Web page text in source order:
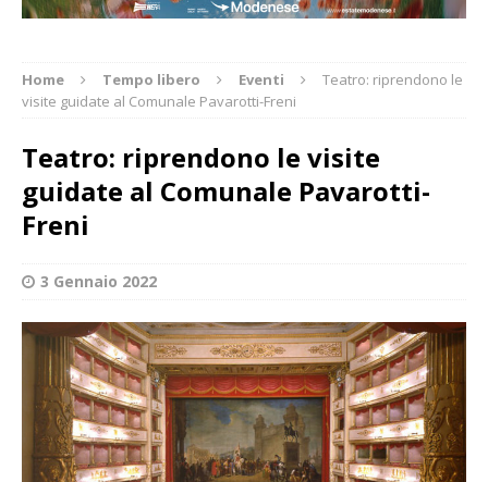
Home Tempo libero Eventi
Teatro: riprendono le
visite guidate al Comunale Pavarotti-Freni
Teatro: riprendono le visite
guidate al Comunale Pavarotti-
Freni
3 Gennaio 2022